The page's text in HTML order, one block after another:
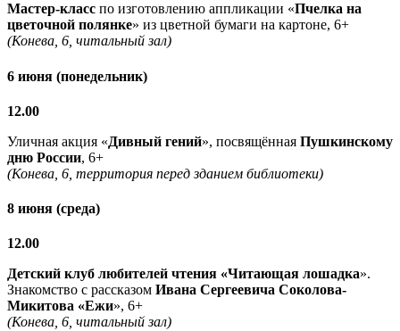
Мастер-класс по изготовлению аппликации «Пчелка на
цветочной полянке» из цветной бумаги на картоне, 6+
(Конева, 6, читальный зал)
6 июня (понедельник)
12.00
Уличная акция «Дивный гений», посвящённая Пушкинскому
дню России, 6+
(Конева, 6, территория перед зданием библиотеки)
8 июня (среда)
12.00
Детский клуб любителей чтения «Читающая лошадка».
Знакомство с рассказом Ивана Сергеевича Соколова-
Микитова «Ежи», 6+
(Конева, 6, читальный зал)